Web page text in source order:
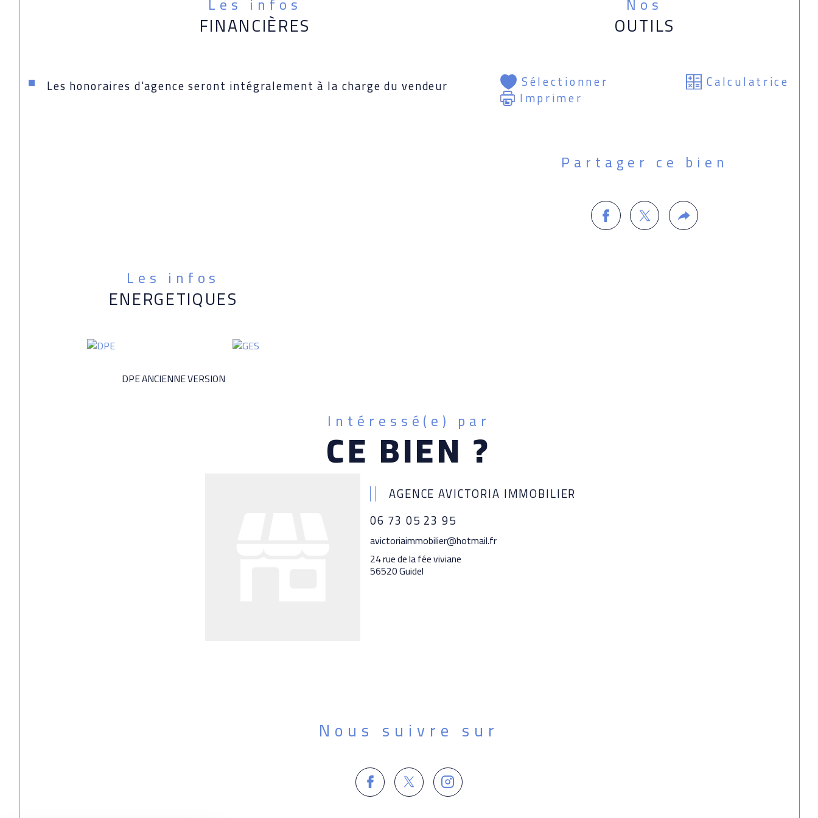
FINANCIÈRES
Les honoraires d'agence seront intégralement à la charge du vendeur
OUTILS
Sélectionner Calculatrice
Imprimer
Partager ce bien
Les infos
ENERGETIQUES
DPE ANCIENNE VERSION
Intéressé(e) par
CE BIEN ?
AGENCE AVICTORIA IMMOBILIER
06 73 05 23 95
avictoriaimmobilier@hotmail.fr
24 rue de la fée viviane
56520 Guidel
Nous suivre sur